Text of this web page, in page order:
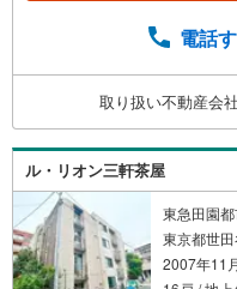
ーーーーーーーー
ものであり、実際
す。金利情勢によ
す。ーーーーーー
ー
電話
取り扱い不動産会
ル・リオン三軒茶屋
東急田園
東京都世
2007年11